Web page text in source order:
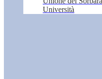
Università